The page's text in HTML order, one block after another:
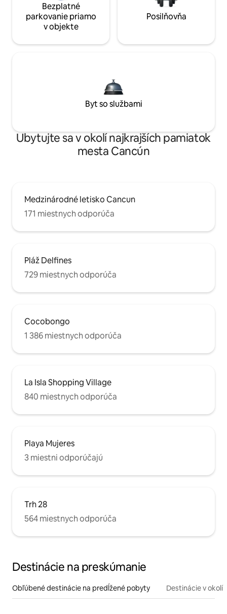
Bezplatné
parkovanie priamo
v objekte
Posilňovňa
Byt so službami
Ubytujte sa v okolí najkrajších pamiatok
mesta Cancún
Medzinárodné letisko Cancun
171 miestnych odporúča
Pláž Delfines
729 miestnych odporúča
Cocobongo
1 386 miestnych odporúča
La Isla Shopping Village
840 miestnych odporúča
Playa Mujeres
3 miestni odporúčajú
Trh 28
564 miestnych odporúča
Destinácie na preskúmanie
Obľúbené destinácie na predĺžené pobyty Destinácie v okolí